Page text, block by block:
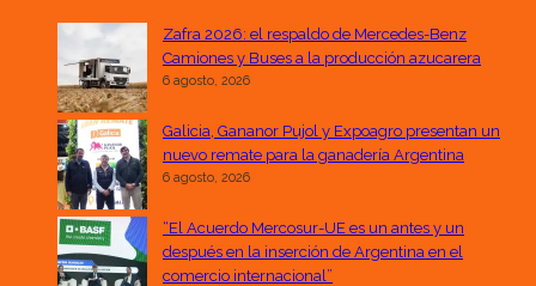
Zafra 2026: el respaldo de Mercedes-Benz
Camiones y Buses a la producción azucarera
6 agosto, 2026
Galicia, Gananor Pujol y Expoagro presentan un
nuevo remate para la ganadería Argentina
6 agosto, 2026
“El Acuerdo Mercosur-UE es un antes y un
después en la inserción de Argentina en el
comercio internacional”